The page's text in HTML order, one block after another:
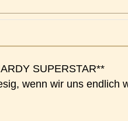
SUPERSTAR**
wenn wir uns endlich